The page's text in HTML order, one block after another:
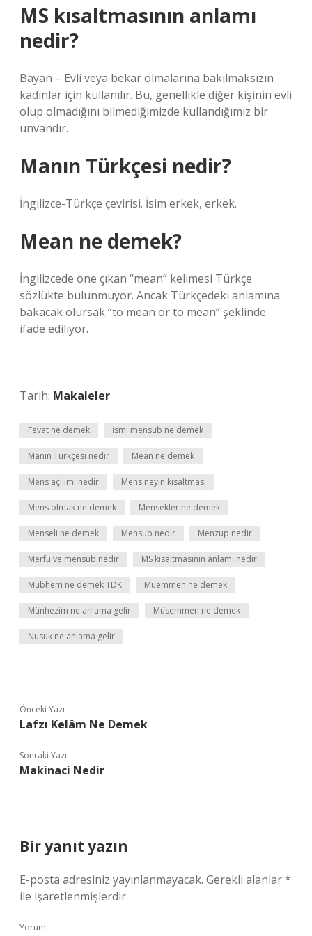
MS kısaltmasının anlamı
nedir?
Bayan – Evli veya bekar olmalarına bakılmaksızın
kadınlar için kullanılır. Bu, genellikle diğer kişinin evli
olup olmadığını bilmediğimizde kullandığımız bir
unvandır.
Manın Türkçesi nedir?
İngilizce-Türkçe çevirisi. İsim erkek, erkek.
Mean ne demek?
İngilizcede öne çıkan “mean” kelimesi Türkçe
sözlükte bulunmuyor. Ancak Türkçedeki anlamına
bakacak olursak “to mean or to mean” şeklinde
ifade ediliyor.
Tarih: Makaleler
Fevat ne demek İsmi mensub ne demek
Manın Türkçesi nedir Mean ne demek
Mens açılımı nedir Mens neyin kısaltması
Mens olmak ne demek Mensekler ne demek
Menseli ne demek Mensub nedir Menzup nedir
Merfu ve mensub nedir MS kısaltmasının anlamı nedir
Mübhem ne demek TDK Müemmen ne demek
Münhezim ne anlama gelir Müsemmen ne demek
Nusuk ne anlama gelir
Önceki Yazı
Lafzı Kelâm Ne Demek
Sonraki Yazı
Makinaci Nedir
Bir yanıt yazın
E-posta adresiniz yayınlanmayacak. Gerekli alanlar*
ile işaretlenmişlerdir
Yorum